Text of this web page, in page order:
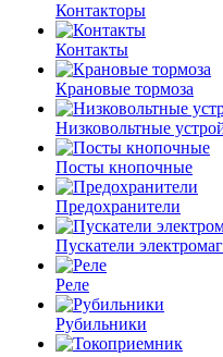
Контакторы
Контакты
Крановые тормоза
Низковольтные
Посты кнопочные
Предохранители
Пускатели
Реле
Рубильники